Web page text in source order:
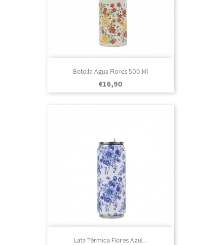
Botella Agua Flores 500 Ml
Prezo
€16,90
Lata Térmica Flores Azul...